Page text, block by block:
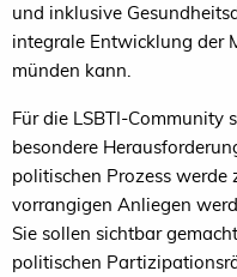
und inklusive
integrale Entwicklung der
münden kann.
Für die LSBTI-Community
besondere
politischen Prozess
vorrangigen Anliegen
Sie sollen sichtbar
politischen